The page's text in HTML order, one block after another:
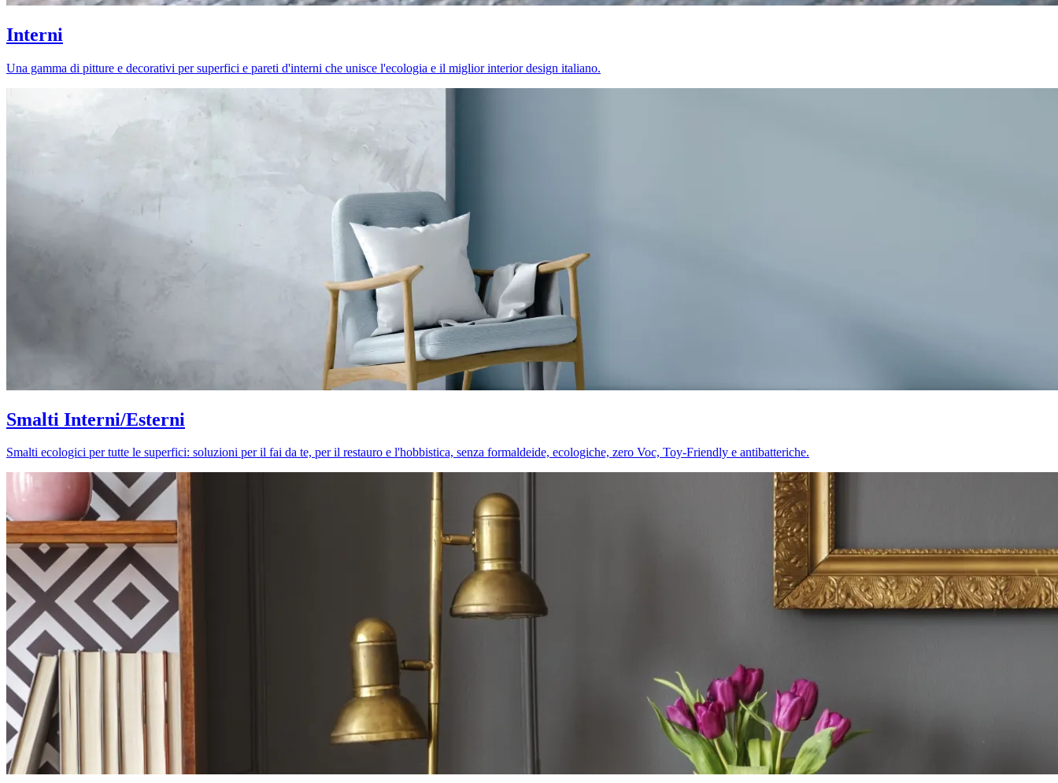
Interni
Una gamma di pitture e decorativi per superfici e pareti d'interni che unisce l'ecologia e il miglior interior design italiano.
Smalti Interni/Esterni
Smalti ecologici per tutte le superfici: soluzioni per il fai da te, per il restauro e l'hobbistica, senza formaldeide, ecologiche, zero Voc, Toy-Friendly e antibatteriche.